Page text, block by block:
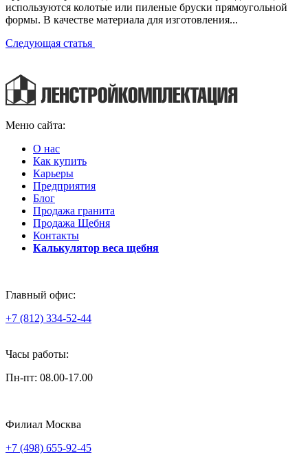
используются колотые или пиленые бруски прямоугольной
формы. В качестве материала для изготовления...
Следующая статья
Меню сайта:
О нас
Как купить
Карьеры
Предприятия
Блог
Продажа гранита
Продажа Щебня
Контакты
Калькулятор веса щебня
Главный офис:
+7 (812) 334-52-44
Часы работы:
Пн-пт: 08.00-17.00
Филиал Москва
+7 (498) 655-92-45